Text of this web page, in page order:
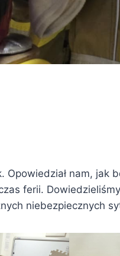
Opowiedział nam, jak
ferii.
niebezpiecznych